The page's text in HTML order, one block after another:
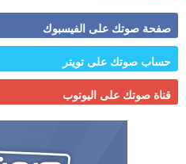
صفحة صوتك على الفيسبوك
حساب صوتك على تويتر
قناة صوتك على اليوتوب